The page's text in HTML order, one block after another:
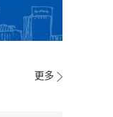
更多